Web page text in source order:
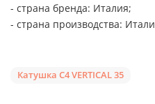
- страна бренда: Италия;
- страна производства:
Катушка C4 VERTICAL 35